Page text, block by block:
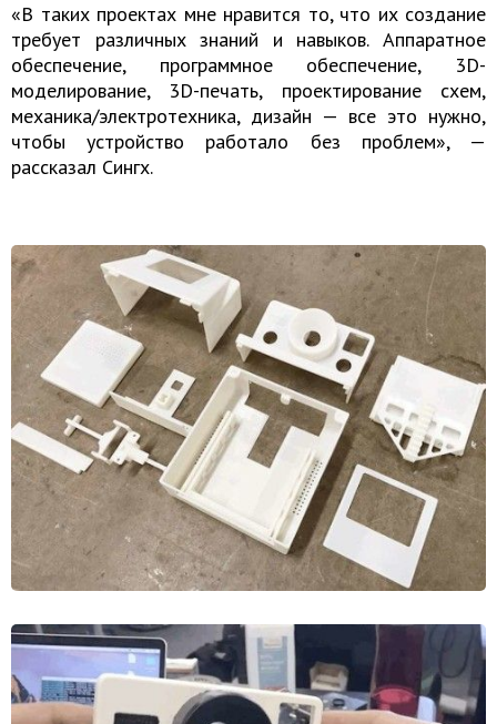
«В таких проектах мне нравится то, что их создание
требует различных знаний и навыков. Аппаратное
обеспечение, программное обеспечение, 3D-
моделирование, 3D-печать, проектирование схем,
механика/электротехника, дизайн — все это нужно,
чтобы устройство работало без проблем», —
рассказал Сингх.